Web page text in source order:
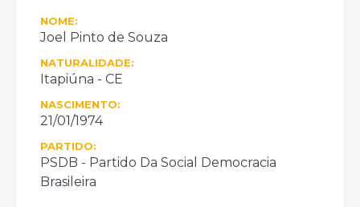
NOME:
Joel Pinto de Souza
NATURALIDADE:
Itapiúna - CE
NASCIMENTO:
21/01/1974
PARTIDO:
PSDB - Partido Da Social Democracia
Brasileira